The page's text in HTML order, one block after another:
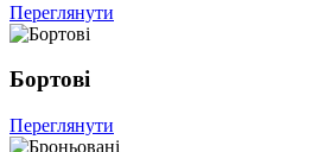
Переглянути
Бортові
Переглянути